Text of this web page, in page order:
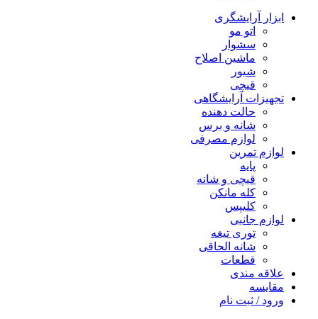
ابزار آرایشگری
اتو مو
سشوار
ماشین اصلاح
شیور
قیچی
تجهیزات آرایشگاهی
حالت دهنده
شانه و برس
لوازم مصرفی
لوازم تمرین
پایه
قیچی و شانه
کله مانکن
کلیپس
لوازم جانبی
توری تیغه
شانه الحاقی
قطعات
علاقه مندی
مقایسه
ورود / ثبت نام